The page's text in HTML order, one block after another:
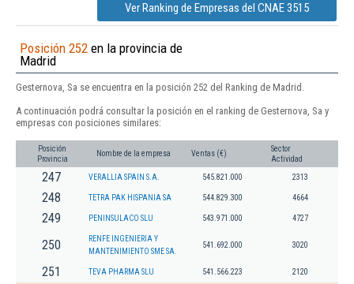
Ver Ranking de Empresas del CNAE 3515
Posición 252 en la provincia de
Madrid
Gesternova, Sa se encuentra en la posición 252 del Ranking de Madrid.
A continuación podrá consultar la posición en el ranking de Gesternova, Sa y
empresas con posiciones similares:
Posición
Provincia
Nombre de la empresa Ventas (€)
Sector
Actividad
247 VERALLIA SPAIN S.A. 545.821.000 2313
248 TETRA PAK HISPANIA SA 544.829.300 4664
249 PENINSULACO SLU 543.971.000 4727
250
RENFE INGENIERIA Y
MANTENIMIENTO SME SA.
541.692.000 3020
251 TEVA PHARMA SLU 541.566.223 2120